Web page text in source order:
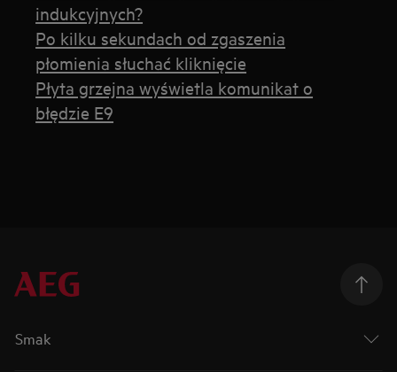
indukcyjnych?
Po kilku sekundach od zgaszenia
płomienia słuchać kliknięcie
Płyta grzejna wyświetla komunikat o
błędzie E9
Smak